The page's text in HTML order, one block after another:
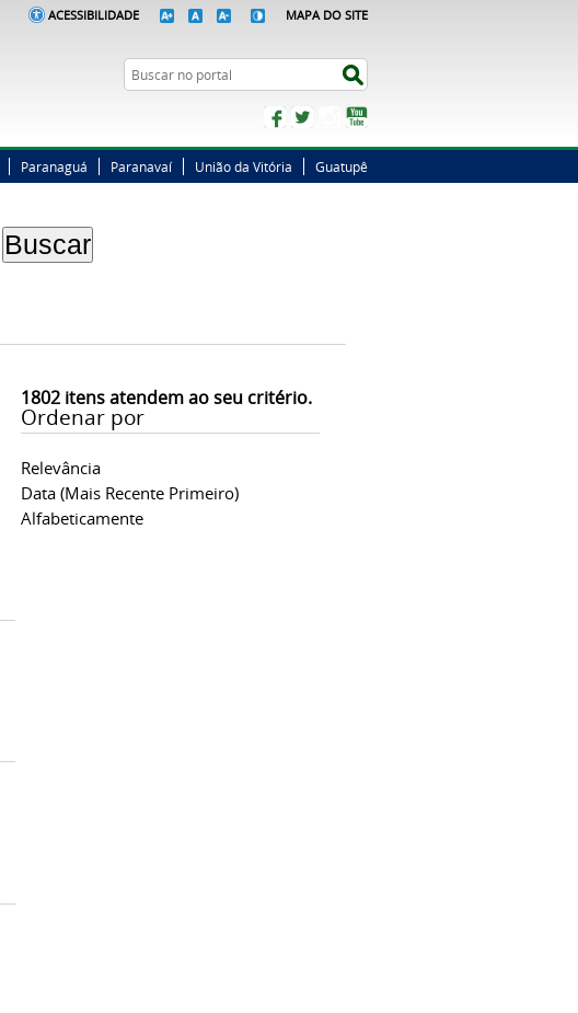
ACESSIBILIDADE MAPA DO SITE
Busca
FacebookTwitterInstagram
Paranaguá Paranavaí União da Vitória Guatupê
1802itens atendem ao seu critério.
Ordenar por
Relevância
Data (mais Recente Primeiro)
Alfabeticamente